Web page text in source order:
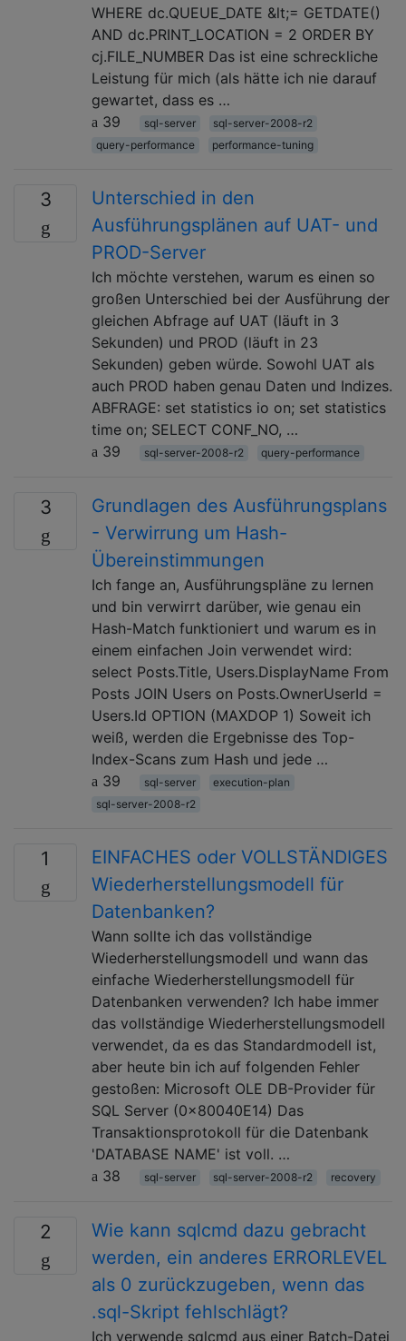
WHERE dc.QUEUE_DATE &lt;= GETDATE()
AND dc.PRINT_LOCATION = 2 ORDER BY
cj.FILE_NUMBER Das ist eine schreckliche
Leistung für mich (als hätte ich nie darauf
gewartet, dass es …
39
sql-server
sql-server-2008-r2
query-performance
performance-tuning
3
Unterschied in den
Ausführungsplänen auf UAT- und
PROD-Server
Ich möchte verstehen, warum es einen so
großen Unterschied bei der Ausführung der
gleichen Abfrage auf UAT (läuft in 3
Sekunden) und PROD (läuft in 23
Sekunden) geben würde. Sowohl UAT als
auch PROD haben genau Daten und Indizes.
ABFRAGE: set statistics io on; set statistics
time on; SELECT CONF_NO, …
39
sql-server-2008-r2 query-performance
3
Grundlagen des Ausführungsplans
- Verwirrung um Hash-
Übereinstimmungen
Ich fange an, Ausführungspläne zu lernen
und bin verwirrt darüber, wie genau ein
Hash-Match funktioniert und warum es in
einem einfachen Join verwendet wird:
select Posts.Title, Users.DisplayName From
Posts JOIN Users on Posts.OwnerUserId =
Users.Id OPTION (MAXDOP 1) Soweit ich
weiß, werden die Ergebnisse des Top-
Index-Scans zum Hash und jede …
39
sql-server
execution-plan
sql-server-2008-r2
1
EINFACHES oder VOLLSTÄNDIGES
Wiederherstellungsmodell für
Datenbanken?
Wann sollte ich das vollständige
Wiederherstellungsmodell und wann das
einfache Wiederherstellungsmodell für
Datenbanken verwenden? Ich habe immer
das vollständige Wiederherstellungsmodell
verwendet, da es das Standardmodell ist,
aber heute bin ich auf folgenden Fehler
gestoßen: Microsoft OLE DB-Provider für
SQL Server (0x80040E14) Das
Transaktionsprotokoll für die Datenbank
'DATABASE NAME' ist voll. …
38
sql-server sql-server-2008-r2 recovery
2
Wie kann sqlcmd dazu gebracht
werden, ein anderes ERRORLEVEL
als 0 zurückzugeben, wenn das
.sql-Skript fehlschlägt?
Ich verwende sqlcmd aus einer Batch-Datei